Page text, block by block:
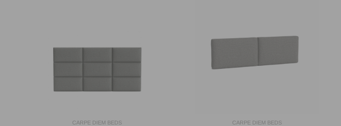
CARPE DIEM BEDS CARPE DIEM BEDS